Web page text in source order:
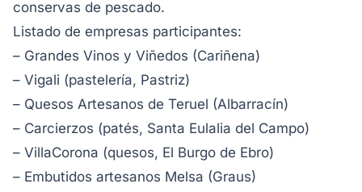
conservas de pescado.
Listado de empresas participantes:
– Grandes Vinos y Viñedos (Cariñena)
– Vigali (pastelería, Pastriz)
– Quesos Artesanos de Teruel (Albarracín)
– Carcierzos (patés, Santa Eulalia del Campo)
– VillaCorona (quesos, El Burgo de Ebro)
– Embutidos artesanos Melsa (Graus)